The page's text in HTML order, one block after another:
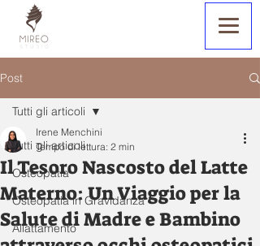
Post
Tutti gli articoli
Osteopatia
Osteopatia in Gravidanza
Allattamento
Tutti gli articoli
Il Tesoro Nascosto del Latte
Materno: Un Viaggio per la
Salute di Madre e Bambino
Irene Menchini
Tempo di lettura: 2 min